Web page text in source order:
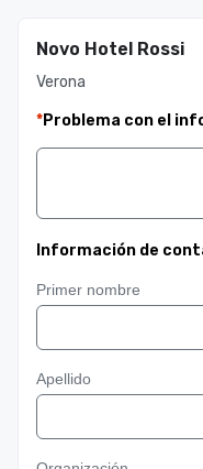
Novo Hotel Rossi
Verona
*Problema con el
Información de
Primer nombre
Apellido